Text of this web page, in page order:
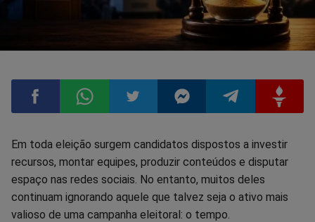
Compartilhar
no
Facebook
Compartilhar
no
Whatsapp
Compartilhar
no
Twitter
Compartilhar
no
Messenger
Compartilhar
no
Telegram
Em toda eleição surgem candidatos dispostos a investir
recursos, montar equipes, produzir conteúdos e disputar
espaço nas redes sociais. No entanto, muitos deles
continuam ignorando aquele que talvez seja o ativo mais
valioso de uma campanha eleitoral: o tempo.